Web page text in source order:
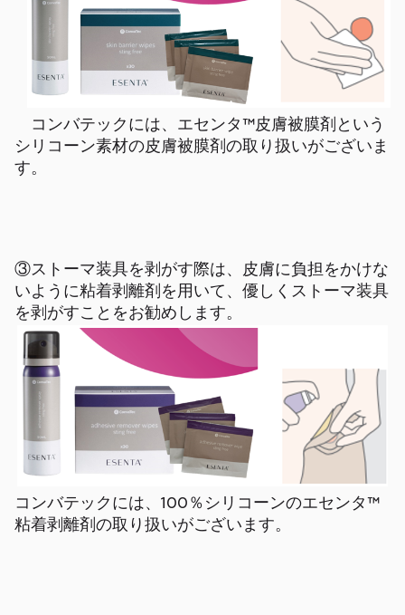
コンバテックには、エセンタ™皮膚被膜剤という
シリコーン素材の皮膚被膜剤の取り扱いがございま
す。
③ストーマ装具を剥がす際は、
皮膚に負担をかけな
いように粘着剥離剤を用いて、優しくストーマ装具
を剥がすことをお勧めします。
コンバテックには、 100 ％シリコーンのエセンタ™
粘着剥離剤の取り扱いがございます。